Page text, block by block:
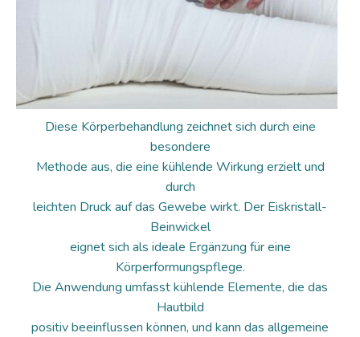
Diese Körperbehandlung zeichnet sich durch eine
besondere
Methode aus, die eine kühlende Wirkung erzielt und
durch
leichten Druck auf das Gewebe wirkt. Der Eiskristall-
Beinwickel
eignet sich als ideale Ergänzung für eine
Körperformungspflege.
Die Anwendung umfasst kühlende Elemente, die das
Hautbild
positiv beeinflussen können, und kann das allgemeine